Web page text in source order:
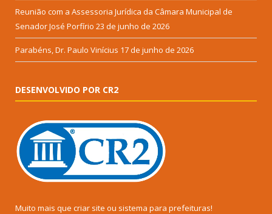
Reunião com a Assessoria Jurídica da Câmara Municipal de
Senador José Porfírio 23 de junho de 2026
Parabéns, Dr. Paulo Vinícius 17 de junho de 2026
DESENVOLVIDO POR CR2
Muito mais que criar site ou sistema para prefeituras!